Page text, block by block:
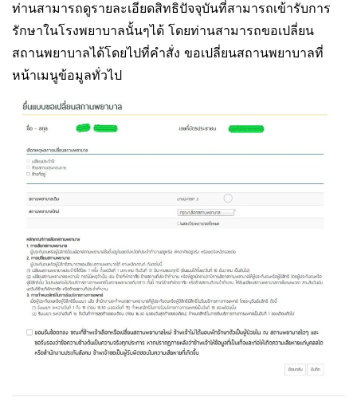
ท่านสามารถดูรายละเอียดสิทธิปัจจุบันที่สามารถเข้ารับการ
รักษาในโรงพยาบาลนั้นๆได้ โดยท่านสามารถขอเปลี่ยน
สถานพยาบาลได้โดยไปที่คำสั่ง ขอเปลี่ยนสถานพยาบาลที่
หน้าเมนูข้อมูลทั่วไป